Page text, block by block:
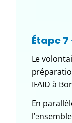
Étape
Le
IFAID à
En